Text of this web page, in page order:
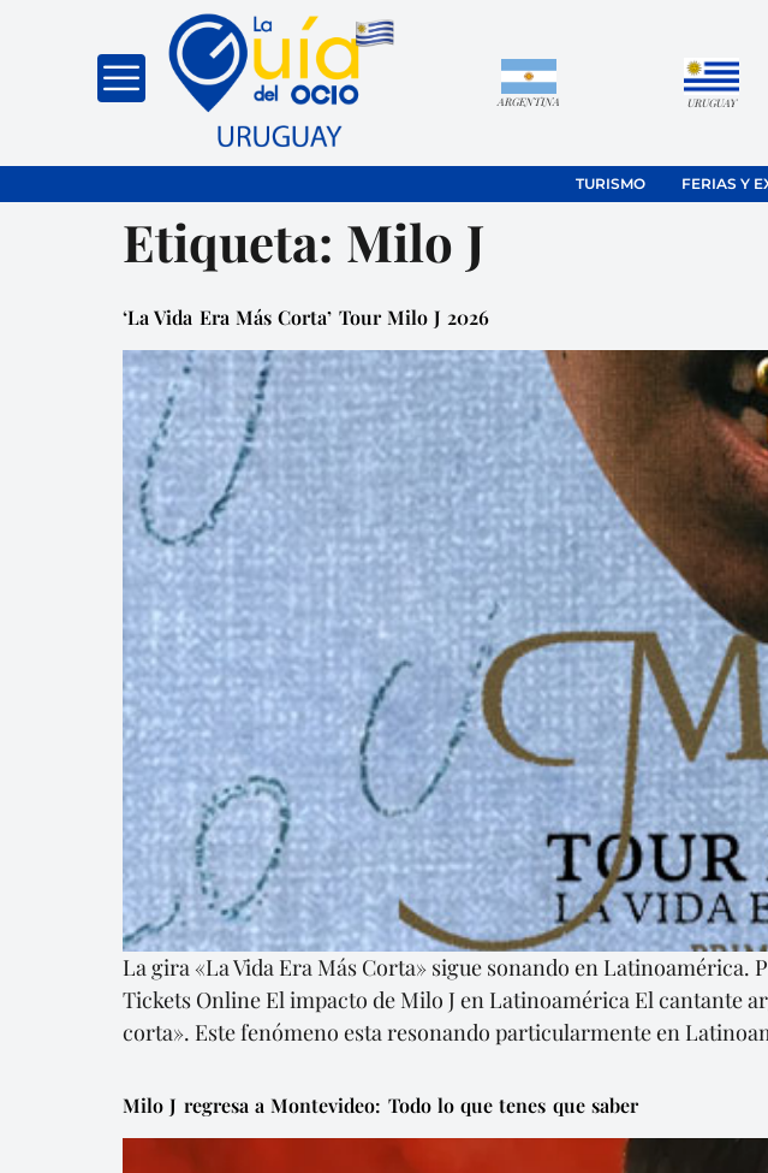
ARGENTINA URUGUAY
TURISMO FERIAS Y
Etiqueta: Milo J
‘La Vida Era Más Corta’ Tour Milo J 2026
La gira «La Vida Era Más Corta» sigue sonando en
Tickets Online El impacto de Milo J en Latinoamérica El cantante
corta». Este fenómeno esta resonando particularmente en
Milo J regresa a Montevideo: Todo lo que tenes que saber